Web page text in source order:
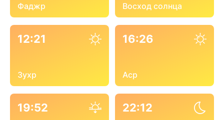
Фаджр Восход солнца
12:21
Зухр
16:26
Аср
19:52 22:12